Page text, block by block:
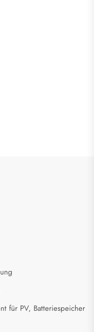
für PV, Batteriespeicher